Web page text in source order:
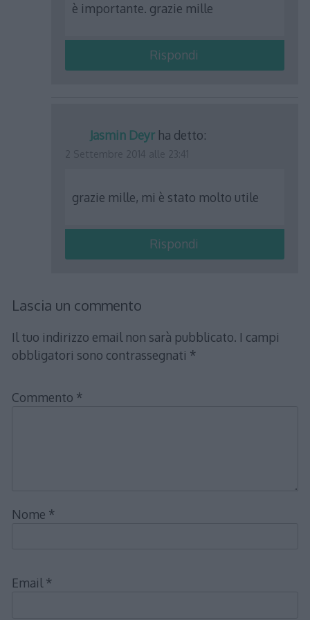
è importante. grazie mille
Rispondi
Jasmin Deyr ha detto:
grazie mille, mi è stato molto utile
Rispondi
Lascia un commento
Il tuo indirizzo email non sarà pubblicato. I campi
obbligatori sono contrassegnati *
Commento *
Nome *
Email *